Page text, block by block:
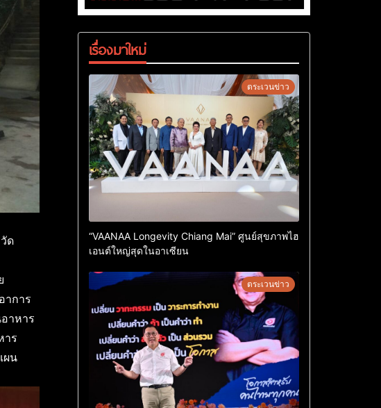
ด
าการ
าหาร
าร
ผน
เรื่องมาใหม่
ตระเวนข่าว
“VAANAA Longevity Chiang Mai” ศูนย์สุขภาพไฮ
เอนต์ใหญ่สุดในอาเซียน
ตระเวนข่าว